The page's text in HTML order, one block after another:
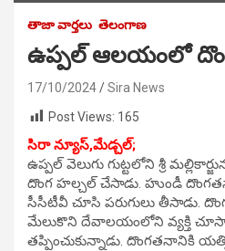
తాజా వార్తలు తెలంగాణ
ఉప్పల్ ఆలయంలో
17/10/2024
Sira News
Post Views: 165
సిరా న్యూస్,మేడ్చల్;
ఉప్పల్ వెలుగు గుట్టలోని శ్రీ
దొంగ హల్చల్ చేసాడు. హుండీ
సీసీటీవీ చూసి పరుగులు తీసాడు.
మేలుకొని దేవాలయంలోని వ్యక్తి
తప్పించుకున్నాడు. దొంగతనానికి